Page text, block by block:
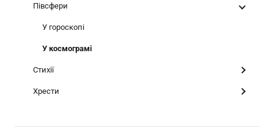
Півсфери
У гороскопі
У космограмі
Стихії
Хрести